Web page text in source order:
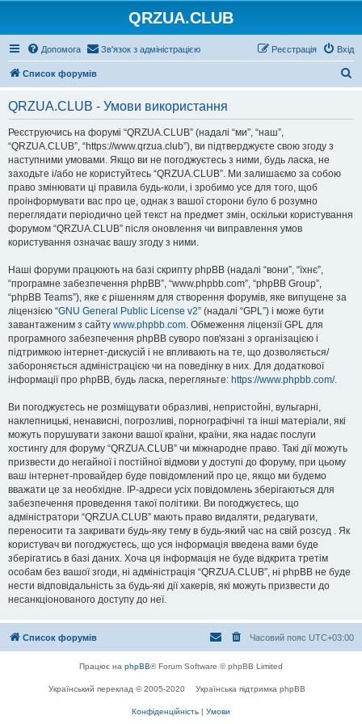
QRZUA.CLUB
Допомога Зв'язок з адміністрацією Вхід
Реєстрація
Список форумів
QRZUA.CLUB - Умови використання
Реєструючись на форумі “QRZUA.CLUB” (надалі “ми”, “наш”,
“QRZUA.CLUB”, “https://www.qrzua.club”), ви підтверджуєте свою згоду з
наступними умовами. Якщо ви не погоджуєтесь з ними, будь ласка, не
заходьте і/або не користуйтесь “QRZUA.CLUB”. Ми залишаємо за собою
право змінювати ці правила будь-коли, і зробимо усе для того, щоб
проінформувати вас про це, однак з вашої сторони було б розумно
переглядати періодично цей текст на предмет змін, оскільки користування
форумом “QRZUA.CLUB” після оновлення чи виправлення умов
користування означає вашу згоду з ними.
Наші форуми працюють на базі скрипту phpBB (надалі “вони”, “їхнє”,
“програмне забезпечення phpBB”, “www.phpbb.com”, “phpBB Group”,
“phpBB Teams”), яке є рішенням для створення форумів, яке випущене за
ліцензією “GNU General Public License v2” (надалі “GPL”) і може бути
завантаженим з сайту www.phpbb.com. Обмеження ліцензії GPL для
програмного забезпечення phpBB суворо пов'язані з організацією і
підтримкою інтернет-дискусій і не впливають на те, що дозволяється/
забороняється адміністрацією чи на поведінку в них. Для додаткової
інформації про phpBB, будь ласка, перегляньте: https://www.phpbb.com/.
Ви погоджуєтесь не розміщувати образливі, непристойні, вульгарні,
наклепницькі, ненависні, погрозливі, порнографічні та інші матеріали, які
можуть порушувати закони вашої країни, країни, яка надає послуги
хостингу для форуму “QRZUA.CLUB” чи міжнародне право. Такі дії можуть
призвести до негайної і постійної відмови у доступі до форуму, при цьому
ваш інтернет-провайдер буде повідомлений про це, якщо ми будемо
вважати це за необхідне. IP-адреси усіх повідомлень зберігаються для
забезпечення проведення такої політики. Ви погоджуєтесь, що
адміністратори “QRZUA.CLUB” мають право видаляти, редагувати,
переносити та закривати будь-яку тему в будь-який час на свій розсуд . Як
користувач ви погоджуєтесь, що уся інформація введена вами буде
зберігатись в базі даних. Хоча ця інформація не буде відкрита третім
особам без вашої згоди, ні адміністрація “QRZUA.CLUB”, ні phpBB не буде
нести відповідальність за будь-які дії хакерів, які можуть призвести до
несанкціонованого доступу до неї.
Список форумів Часовий пояс UTC+03:00
Працює на phpBB® Forum Software © phpBB Limited
Український переклад © 2005-2020 Українська підтримка phpBB
Конфіденційність | Умови